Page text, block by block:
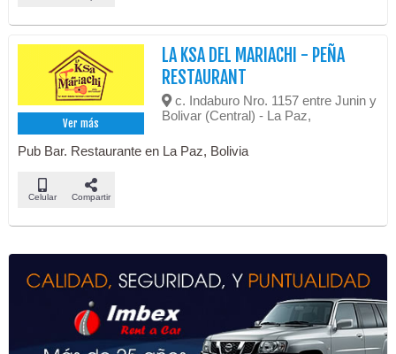
Ver más
LA KSA DEL MARIACHI - PEÑA
RESTAURANT
c. Indaburo Nro. 1157 entre Junin y
Bolivar (Central) - La Paz,
Pub Bar. Restaurante en La Paz, Bolivia
Celular Compartir